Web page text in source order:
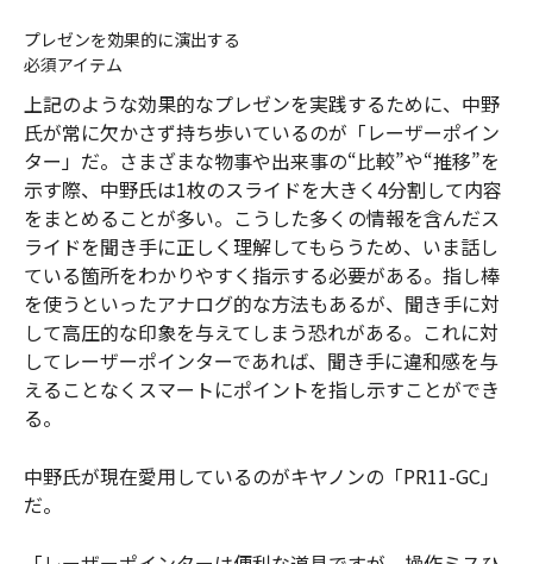
プレゼンを効果的に演出する
必須アイテム
上記のような効果的なプレゼンを実践するために、中野
氏が常に欠かさず持ち歩いているのが「レーザーポイン
ター」だ。さまざまな物事や出来事の“比較”や“推移”を
示す際、中野氏は1枚のスライドを大きく4分割して内容
をまとめることが多い。こうした多くの情報を含んだス
ライドを聞き手に正しく理解してもらうため、いま話し
ている箇所をわかりやすく指示する必要がある。指し棒
を使うといったアナログ的な方法もあるが、聞き手に対
して高圧的な印象を与えてしまう恐れがある。これに対
してレーザーポインターであれば、聞き手に違和感を与
えることなくスマートにポイントを指し示すことができ
る。
中野氏が現在愛用しているのがキヤノンの「PR11-GC」
だ。